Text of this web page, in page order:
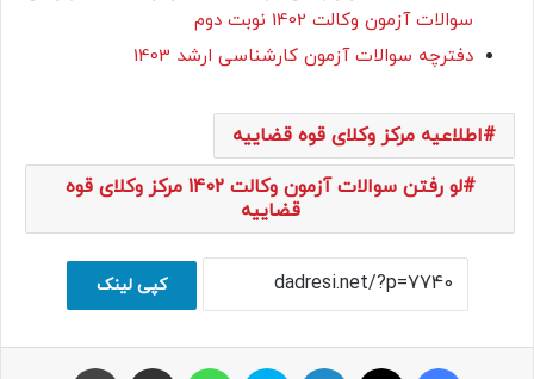
سوالات آزمون وکالت 1402 نوبت دوم
دفترچه سوالات آزمون کارشناسی ارشد 1403
اطلاعیه مرکز وکلای قوه قضاییه
لو رفتن سوالات آزمون وکالت 1402 مرکز وکلای قوه
قضاییه
کپی لینک
فیسبوک ایکس لینکداین اسکایپ واتس آپ اشتراک با ایمیل